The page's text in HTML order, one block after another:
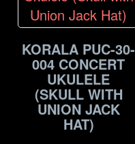
KORALA PUC-30-
004 CONCERT
UKULELE
(SKULL WITH
UNION JACK
HAT)